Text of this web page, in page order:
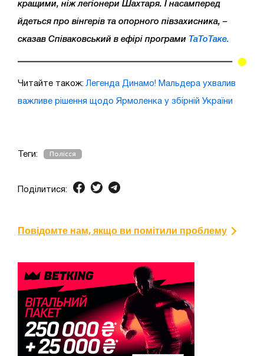
кращими, ніж легіонери Шахтаря. І насамперед
йдеться про вінгерів та опорного півзахисника, –
сказав Співаковський в ефірі програми ТаТоТаке.
Читайте також:Легенда Динамо! Мальдера ухвалив
важливе рішення щодо Ярмоленка у збірній України
Теги: Полісся
Поділитися:
Повідомте нам, якщо ви помітили проблему